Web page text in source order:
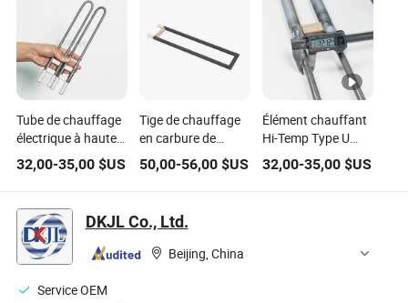
Tube de chauffage
électrique à haute
température Mosi2
élément chauffant
à prix compétitif
32,00-35,00 $US
Tige de chauffage
en carbure de
silicium de type U,
tige d'éléments
chauffants en
silicium pour four
électrique à double
four
50,00-56,00$US
Élément chauffant
Hi-Temp Type U
Mosi2 à vendre,
élément chauffant
en disiliciure de
32,00-35,00$US
DKJL Co., Ltd.
Beijing, China
Service OEM